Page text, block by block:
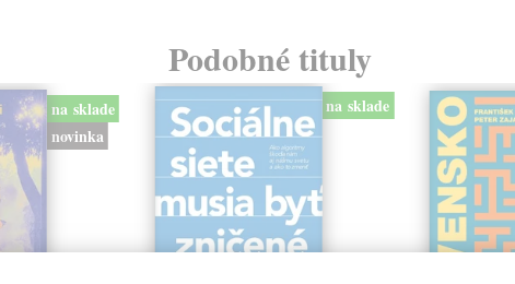
Podobné tituly
na sklade
novinka
na sklade